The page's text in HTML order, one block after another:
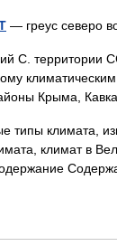
— греус северо
СССР
Крыма,
типы климата,
климат в